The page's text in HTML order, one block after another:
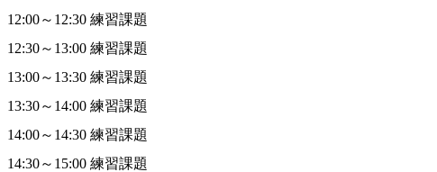
12:00～12:30 練習課題
12:30～13:00 練習課題
13:00～13:30 練習課題
13:30～14:00 練習課題
14:00～14:30 練習課題
14:30～15:00 練習課題